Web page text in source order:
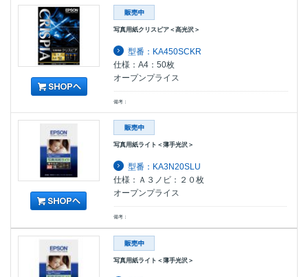
写真用紙クリスピア＜高光沢＞
型番：KA450SCKR
仕様：A4：50枚
オープンプライス
備考：
写真用紙ライト＜薄手光沢＞
型番：KA3N20SLU
仕様：Ａ３ノビ：２０枚
オープンプライス
備考：
写真用紙ライト＜薄手光沢＞